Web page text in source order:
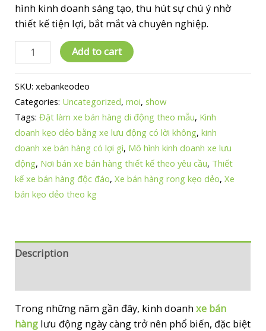
hình kinh doanh sáng tạo, thu hút sự chú ý nhờ
thiết kế tiện lợi, bắt mắt và chuyên nghiệp.
Dịch
Vụ
Sản
Xuất
Xe
Bán
Hàng
Kẹo
Dẻo
–
Xu
Doanh
2025
quantity
Add to cart
SKU:xebankeodeo
Categories: Uncategorized,moi, show
Tags:Đặt làm xe bán hàng di động theo mẫu, Kinh
doanh kẹo dẻo bằng xe lưu động có lời không,kinh
doanh xe bán hàng có lợi gì, Mô hình kinh doanh xe lưu
động, Nơi bán xe bán hàng thiết kế theo yêu cầu, Thiết
kế xe bán hàng độc đáo,Xe bán hàng rong kẹo dẻo,Xe
bán kẹo dẻo theo kg
Description
Trong những năm gần đây, kinh doanhxe bán
hàng lưu động ngày càng trở nên phổ biến, đặc biệt